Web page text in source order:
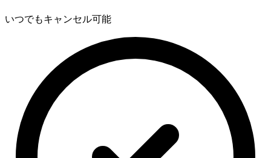
いつでもキャンセル可能